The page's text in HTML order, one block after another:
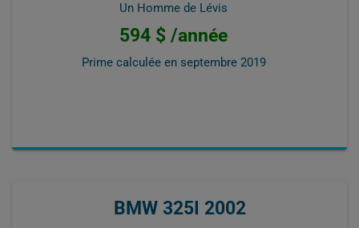
Un Homme de Lévis
594 $ /année
Prime calculée en septembre 2019
BMW 325I 2002